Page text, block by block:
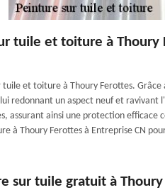
tuile et toiture à Thoury
tuile et toiture à Thoury Ferottes.
redonnant un aspect neuf et ravivant
assurant ainsi une protection efficace
à Thoury Ferottes à Entreprise CN
sur tuile gratuit à